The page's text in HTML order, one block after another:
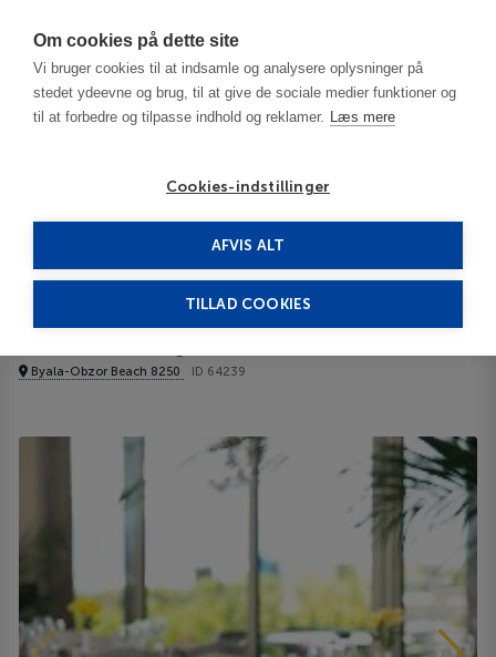
Om cookies på dette site
Vi bruger cookies til at indsamle og analysere oplysninger på
stedet ydeevne og brug, til at give de sociale medier funktioner og
til at forbedre og tilpasse indhold og reklamer. Læs mere
Cookies-indstillinger
AFVIS ALT
TILLAD COOKIES
Varna / Black Sea Resorts
Sol Luna Bay All Inclusive 4****
Byala-Obzor Beach 8250 ID 64239